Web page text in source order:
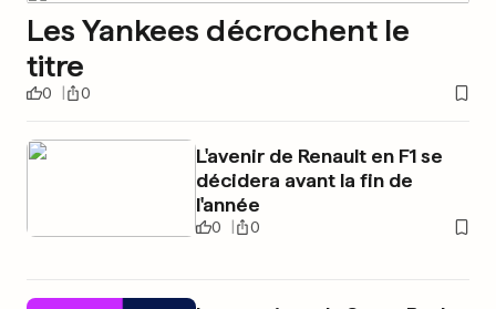
Les Yankees décrochent le
titre
0 0
L'avenir de Renault en F1 se
décidera avant la fin de
l'année
0 0